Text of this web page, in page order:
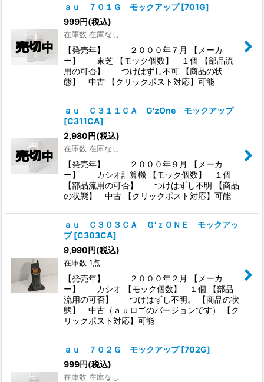
ａｕ ７０１Ｇ モックアップ [701G]
999円(税込)
在庫数 在庫なし
【発売年】 ２０００年７月 【メーカ
ー】 東芝 【モック個数】 １個 【部品流
用の可否】 つけはずし不可 【商品の状
態】 中古 【クリックポスト対応】可能
ａｕ Ｃ３１１ＣＡ G'zOne モックアップ
[C311CA]
2,980円(税込)
在庫数 在庫なし
【発売年】 ２０００年９月 【メーカ
ー】 カシオ計算機 【モック個数】 １個
【部品流用の可否】 つけはずし不明 【商品
の状態】 中古 【クリックポスト対応】可能
ａｕ Ｃ３０３ＣＡ Ｇ’ｚＯＮＥ モックアッ
プ [C303CA]
9,990円(税込)
在庫数 1点
【発売年】 ２０００年２月 【メーカ
ー】 カシオ 【モック個数】 １個 【部品
流用の可否】 つけはずし不明。 【商品の状
態】 中古（ａｕロゴのバージョンです） 【ク
リックポスト対応】可能
ａｕ ７０２Ｇ モックアップ [702G]
999円(税込)
在庫数 在庫なし